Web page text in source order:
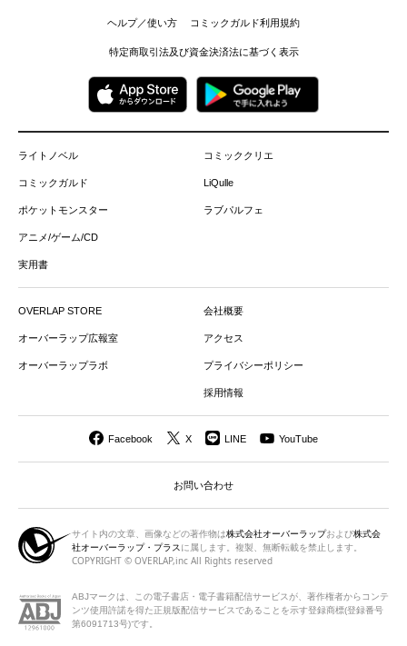
ヘルプ／使い方 コミックガルド利用規約
特定商取引法及び資金決済法に基づく表示
ライトノベル
コミックガルド
ポケットモンスター
アニメ/ゲーム/CD
実用書
コミッククリエ
LiQulle
ラブパルフェ
OVERLAP STORE
オーバーラップ広報室
オーバーラップラボ
会社概要
アクセス
プライバシーポリシー
採用情報
Facebook X LINE YouTube
お問い合わせ
サイト内の文章、画像などの著作物は株式会社オーバーラップおよび株式会
社オーバーラップ・プラス に属します。複製、無断転載を禁止します。
COPYRIGHT © OVERLAP,inc All Rights reserved
ABJマークは、この電子書店・電子書籍配信サービスが、著作権者からコンテ
ンツ使用許諾を得た正規版配信サービスであることを示す登録商標(登録番号
第6091713号)です。